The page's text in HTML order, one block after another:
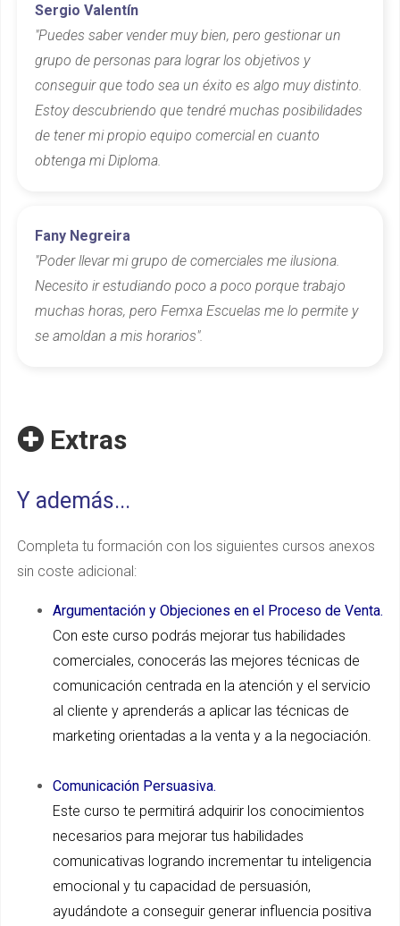
Sergio Valentín
"Puedes saber vender muy bien, pero gestionar un
grupo de personas para lograr los objetivos y
conseguir que todo sea un éxito es algo muy distinto.
Estoy descubriendo que tendré muchas posibilidades
de tener mi propio equipo comercial en cuanto
obtenga mi Diploma.
Fany Negreira
"Poder llevar mi grupo de comerciales me ilusiona.
Necesito ir estudiando poco a poco porque trabajo
muchas horas, pero Femxa Escuelas me lo permite y
se amoldan a mis horarios".
Extras
Y además...
Completa tu formación con los siguientes cursos anexos
sin coste adicional:
Argumentación y Objeciones en el Proceso de Venta.
Con este curso podrás mejorar tus habilidades
comerciales, conocerás las mejores técnicas de
comunicación centrada en la atención y el servicio
al cliente y aprenderás a aplicar las técnicas de
marketing orientadas a la venta y a la negociación.
Comunicación Persuasiva.
Este curso te permitirá adquirir los conocimientos
necesarios para mejorar tus habilidades
comunicativas logrando incrementar tu inteligencia
emocional y tu capacidad de persuasión,
ayudándote a conseguir generar influencia positiva